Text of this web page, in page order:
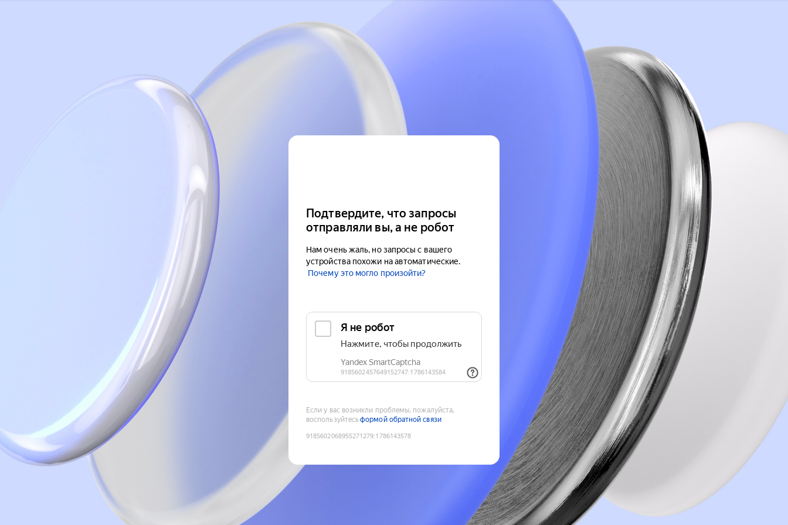
Подтвердите, что запросы
отправляли вы, а не робот
Нам очень жаль, но запросы с вашего
устройства похожи на автоматические.
Почему это могло произойти?
Если у вас возникли проблемы, пожалуйста,
воспользуйтесьформой обратной связи
9185602068955271279:1786143578